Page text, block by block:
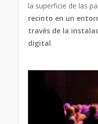
la superficie de las
recinto en un
través de la
digital.